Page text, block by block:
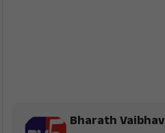
Bharath Vaibhav